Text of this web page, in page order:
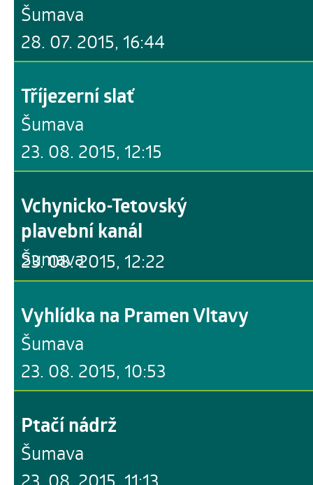
28. 07. 2015, 16:44
Šumava
23. 08. 2015, 12:15
Tříjezerní slať
Šumava
23. 08. 2015, 12:22
Vchynicko-Tetovský
plavební kanál
Šumava
23. 08. 2015, 10:53
Vyhlídka na Pramen Vltavy
Šumava
23. 08. 2015, 11:13
Ptačí nádrž
Šumava